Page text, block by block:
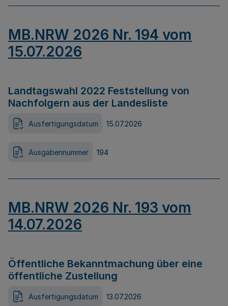
MB.NRW 2026 Nr. 194 vom
15.07.2026
Landtagswahl 2022 Feststellung von
Nachfolgern aus der Landesliste
Ausfertigungsdatum 15.07.2026
Ausgabennummer 194
MB.NRW 2026 Nr. 193 vom
14.07.2026
Öffentliche Bekanntmachung über eine
öffentliche Zustellung
Ausfertigungsdatum 13.07.2026